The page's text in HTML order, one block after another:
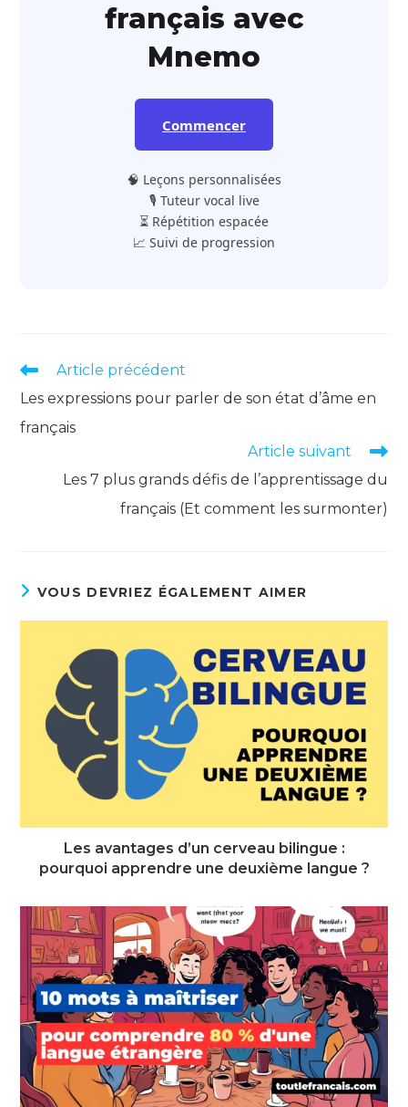
français avec
Mnemo
Commencer
🧠 Leçons personnalisées
🎙️ Tuteur vocal live
⏳ Répétition espacée
📈 Suivi de progression
Read
articles
Article précédent
Les expressions pour parler de son état d’âme en
français
Article suivant
Les 7 plus grands défis de l’apprentissage du
français (Et comment les surmonter)
VOUS DEVRIEZ ÉGALEMENT AIMER
Les avantages d’un cerveau bilingue :
pourquoi apprendre une deuxième langue ?